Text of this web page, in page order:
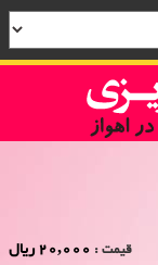
قیمت : 20,000 ریال